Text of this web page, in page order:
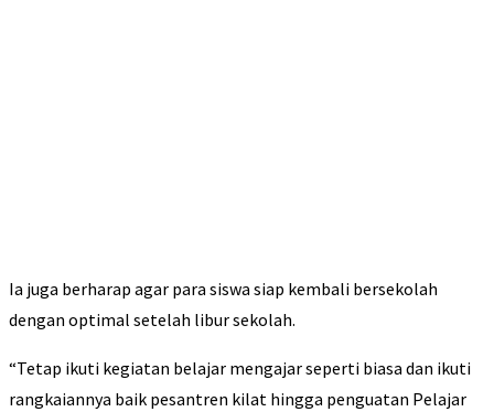
Ia juga berharap agar para siswa siap kembali bersekolah
dengan optimal setelah libur sekolah.
“Tetap ikuti kegiatan belajar mengajar seperti biasa dan ikuti
rangkaiannya baik pesantren kilat hingga penguatan Pelajar